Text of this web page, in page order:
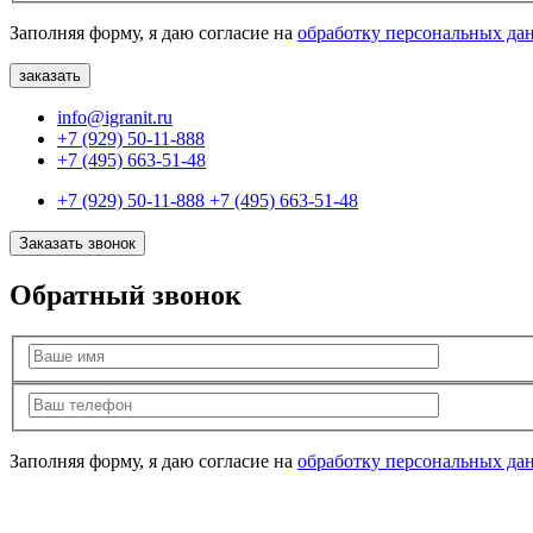
Заполняя форму, я даю согласие на обработку персональных
info@igranit.ru
+7 (929) 50-11-888
+7 (495) 663-51-48
+7 (929) 50-11-888 +7 (495) 663-51-48
Заказать звонок
Обратный звонок
Заполняя форму, я даю согласие на обработку персональных